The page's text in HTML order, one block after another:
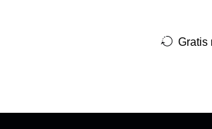
Gratis